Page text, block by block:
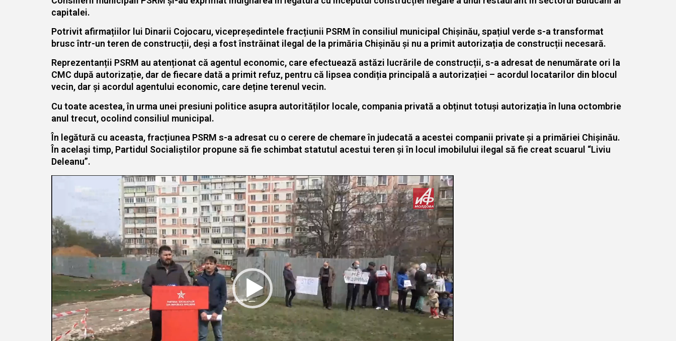
capitalei.
Potrivit afirmațiilor lui Dinarii Cojocaru, vicepreședintele fracțiunii PSRM în consiliul municipal Chișinău, spațiul verde s-a transformat
brusc într-un teren de construcții, deși a fost înstrăinat ilegal de la primăria Chișinău și nu a primit autorizația de construcții necesară.
Reprezentanții PSRM au atenționat că agentul economic, care efectuează astăzi lucrările de construcții, s-a adresat de nenumărate ori la
CMC după autorizație, dar de fiecare dată a primit refuz, pentru că lipsea condiția principală a autorizației – acordul locatarilor din blocul
vecin, dar și acordul agentului economic, care deține terenul vecin.
Cu toate acestea, în urma unei presiuni politice asupra autorităților locale, compania privată a obținut totuși autorizația în luna octombrie
anul trecut, ocolind consiliul municipal.
În legătură cu aceasta, fracțiunea PSRM s-a adresat cu o cerere de chemare în judecată a acestei companii private și a primăriei Chișinău.
În același timp, Partidul Socialiștilor propune să fie schimbat statutul acestui teren și în locul imobilului ilegal să fie creat scuarul “Liviu
Deleanu”.